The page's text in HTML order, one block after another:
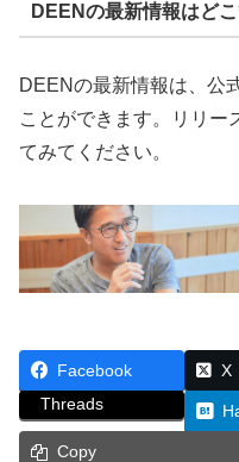
DEENの最新情報はど
DEENの最新情報は、公
ことができます。リリー
てみてください。
Facebook X
Threads
Copy